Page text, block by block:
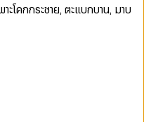
โคกกระชาย, ตะแบกบาน, มาบ